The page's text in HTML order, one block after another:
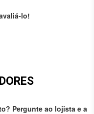
lo!
Pergunte ao lojista e a